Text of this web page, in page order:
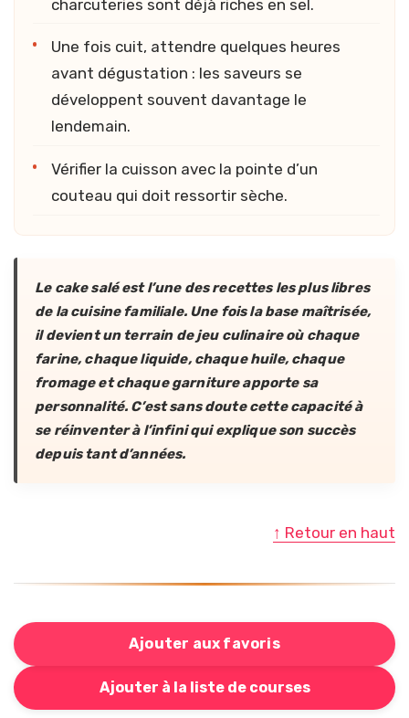
charcuteries sont déjà riches en sel.
Une fois cuit, attendre quelques heures
avant dégustation : les saveurs se
développent souvent davantage le
lendemain.
Vérifier la cuisson avec la pointe d’un
couteau qui doit ressortir sèche.
Le cake salé est l’une des recettes les plus libres
de la cuisine familiale. Une fois la base maîtrisée,
il devient un terrain de jeu culinaire où chaque
farine, chaque liquide, chaque huile, chaque
fromage et chaque garniture apporte sa
personnalité. C’est sans doute cette capacité à
se réinventer à l’infini qui explique son succès
depuis tant d’années.
↑ Retour en haut
Ajouter aux favoris
Ajouter à la liste de courses
Bouton pour ajouter cette recette à votre liste de